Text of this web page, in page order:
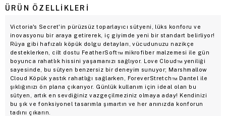
ÜRÜN ÖZELLIKLERI
Victoria's Secret'in pürüzsüz toparlayıcı sütyeni, lüks konforu ve
inovasyonu bir araya getirerek, iç giyimde yeni bir standart belirliyor!
Rüya gibi hafızalı köpük dolgu detayları, vücudunuzu nazikçe
desteklerken, cilt dostu FeatherSoft™ mikrofiber malzemesi ile gün
boyunca rahatlık hissini yaşamanızı sağlıyor. Love Cloud™ yeniliği
sayesinde, bu sütyen benzersiz bir deneyim sunuyor; Marshmallow
Cloud Köpük yastık rahatlığı sağlarken, ForeverStretch™ Dantel ile
şıklığınızı ön plana çıkarıyor. Günlük kullanım için ideal olan bu
sütyen, artık en sevdiğiniz vazgeçilmeziniz olmaya aday! Kendinizi
bu şık ve fonksiyonel tasarımla şımartın ve her anınızda konforun
tadını çıkarın.